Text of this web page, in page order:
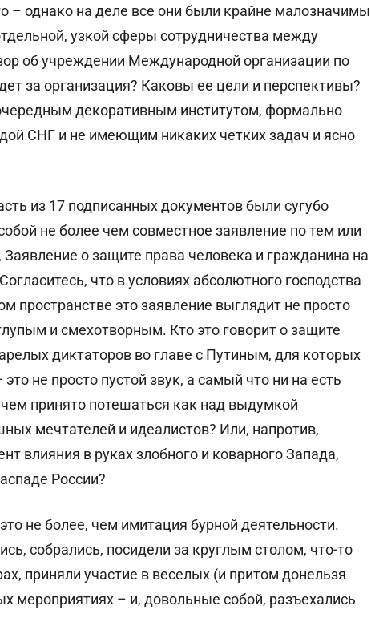
– однако на деле все они были крайне малозначимы
узкой сферы сотрудничества между
об учреждении Международной организации по
за организация? Каковы ее цели и перспективы?
декоративным институтом, формально
СНГ и не имеющим никаких четких задач и ясно
из 17 подписанных документов были сугубо
не более чем совместное заявление по тем или
о защите права человека и гражданина на
что в условиях абсолютного господства
пространстве это заявление выглядит не просто
и смехотворным. Кто это говорит о защите
диктаторов во главе с Путиным, для которых
не просто пустой звук, а самый что ни на есть
принято потешаться как над выдумкой
мечтателей и идеалистов? Или, напротив,
влияния в руках злобного и коварного Запада,
России?
не более, чем имитация бурной деятельности.
собрались, посидели за круглым столом, что-то
приняли участие в веселых (и притом донельзя
мероприятиях – и, довольные собой, разъехались